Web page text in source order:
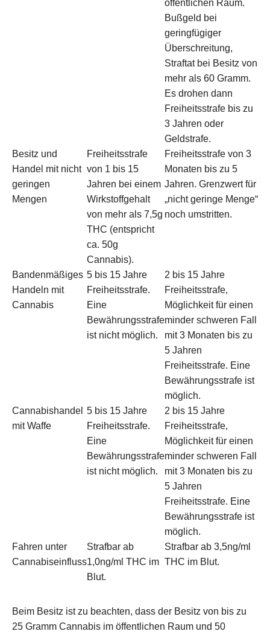
öffentlichen Raum.
Bußgeld bei
geringfügiger
Überschreitung,
Straftat bei Besitz von
mehr als 60 Gramm.
Es drohen dann
Freiheitsstrafe bis zu
3 Jahren oder
Geldstrafe.
Besitz und
Handel mit nicht
geringen
Mengen
Freiheitsstrafe
von 1 bis 15
Jahren bei einem
Wirkstoffgehalt
von mehr als 7,5g
THC (entspricht
ca. 50g
Cannabis).
Freiheitsstrafe von 3
Monaten bis zu 5
Jahren. Grenzwert für
„nicht geringe Menge“
noch umstritten.
Bandenmäßiges
Handeln mit
Cannabis
5 bis 15 Jahre
Freiheitsstrafe.
Eine
Bewährungsstrafe
ist nicht möglich.
2 bis 15 Jahre
Freiheitsstrafe,
Möglichkeit für einen
minder schweren Fall
mit 3 Monaten bis zu
5 Jahren
Freiheitsstrafe. Eine
Bewährungsstrafe ist
möglich.
Cannabishandel
mit Waffe
5 bis 15 Jahre
Freiheitsstrafe.
Eine
Bewährungsstrafe
ist nicht möglich.
2 bis 15 Jahre
Freiheitsstrafe,
Möglichkeit für einen
minder schweren Fall
mit 3 Monaten bis zu
5 Jahren
Freiheitsstrafe. Eine
Bewährungsstrafe ist
möglich.
Fahren unter
Cannabiseinfluss
Strafbar ab
1,0ng/ml THC im
Blut.
Strafbar ab 3,5ng/ml
THC im Blut.
Beim Besitz ist zu beachten, dass der Besitz von bis zu
25 Gramm Cannabis im öffentlichen Raum und 50